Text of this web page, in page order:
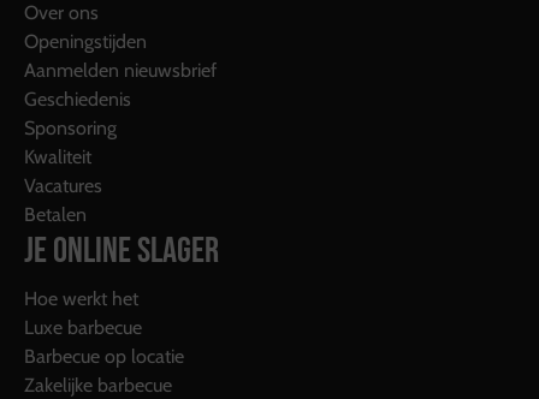
Over ons
Openingstijden
Aanmelden nieuwsbrief
Geschiedenis
Sponsoring
Kwaliteit
Vacatures
Betalen
JE ONLINE SLAGER
Hoe werkt het
Luxe barbecue
Barbecue op locatie
Zakelijke barbecue